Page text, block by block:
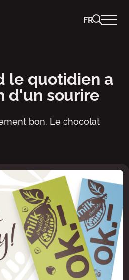
FR
le quotidien a
d'un sourire
bon. Le chocolat